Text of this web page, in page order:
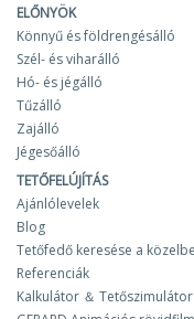
ELŐNYÖK
Könnyű és földrengésálló
Szél- és viharálló
Hó- és jégálló
Tűzálló
Zajálló
Jégesőálló
TETŐFELÚJÍTÁS
Ajánlólevelek
Blog
Tetőfedő keresése a
Referenciák
Kalkulátor ＆